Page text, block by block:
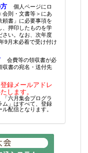
方
個人ページにロ
会則・文書等＞にあ
頼書」に必要事項を
、押印したものを学
さい。なお、次年度
9月末必着で受け付け
会費等の領収書が必
収書の宛名・送付先
録メールアドレ
します。
「六月集会プログラ
ム」はすべて、登録
配信となります。